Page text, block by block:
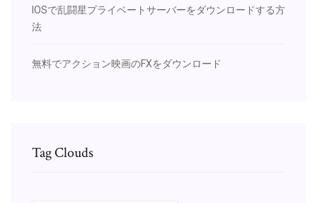
IOSで乱闘星プライベートサーバーをダウンロードする方
法
無料でアクション映画のFXをダウンロード
Tag Clouds